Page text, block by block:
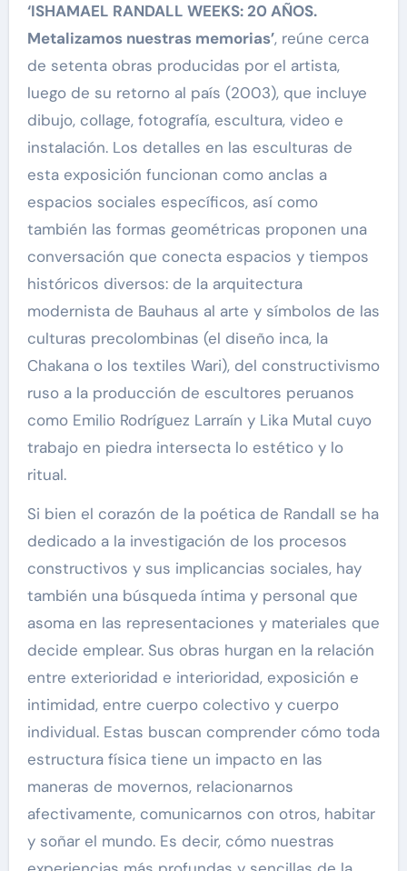
‘ISHAMAEL RANDALL WEEKS: 20 AÑOS.
Metalizamos nuestras memorias’, reúne cerca
de setenta obras producidas por el artista,
luego de su retorno al país (2003), que incluye
dibujo, collage, fotografía, escultura, video e
instalación. Los detalles en las esculturas de
esta exposición funcionan como anclas a
espacios sociales específicos, así como
también las formas geométricas proponen una
conversación que conecta espacios y tiempos
históricos diversos: de la arquitectura
modernista de Bauhaus al arte y símbolos de las
culturas precolombinas (el diseño inca, la
Chakana o los textiles Wari), del constructivismo
ruso a la producción de escultores peruanos
como Emilio Rodríguez Larraín y Lika Mutal cuyo
trabajo en piedra intersecta lo estético y lo
ritual.
Si bien el corazón de la poética de Randall se ha
dedicado a la investigación de los procesos
constructivos y sus implicancias sociales, hay
también una búsqueda íntima y personal que
asoma en las representaciones y materiales que
decide emplear. Sus obras hurgan en la relación
entre exterioridad e interioridad, exposición e
intimidad, entre cuerpo colectivo y cuerpo
individual. Estas buscan comprender cómo toda
estructura física tiene un impacto en las
maneras de movernos, relacionarnos
afectivamente, comunicarnos con otros, habitar
y soñar el mundo. Es decir, cómo nuestras